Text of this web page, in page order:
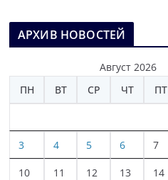
АРХИВ НОВОСТЕЙ
Август 2026
ПН
ВТ СР ЧТ ПТ
3 4 5 6 7
10 11 12 13 14